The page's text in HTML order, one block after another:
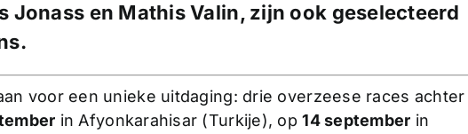
Jonass en Mathis Valin, zijn ook geselecteerd
voor een unieke uitdaging: drie overzeese races achter
in Afyonkarahisar (Turkije), op14 september in